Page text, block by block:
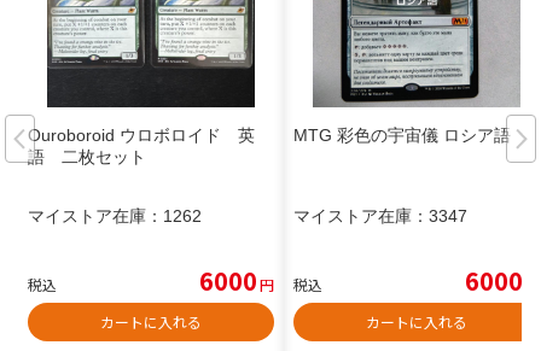
Ouroboroid ウロボロイド 英
語 二枚セット
マイストア在庫： 1262
税込 6000円
カートに入れる
MTG 彩色の宇宙儀 ロシア語
マイストア在庫： 3347
税込 6000
カートに入れる